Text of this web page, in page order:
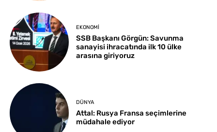
EKONOMI
SSB Başkanı Görgün: Savunma
sanayisi ihracatında ilk 10 ülke
arasına giriyoruz
DÜNYA
Attal: Rusya Fransa seçimlerine
müdahale ediyor